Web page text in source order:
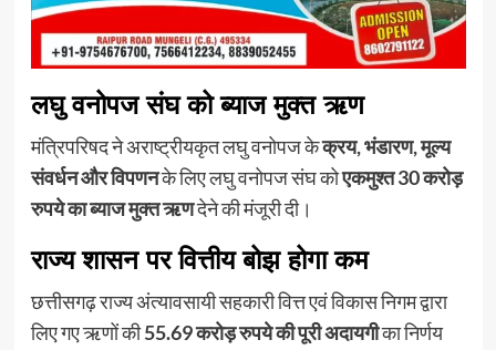
लघु वनोपज संघ को ब्याज मुक्त ऋण
मंत्रिपरिषद ने अराष्ट्रीयकृत लघु वनोपज केक्रय, भंडारण, मूल्य
संवर्धन और विपणनके लिए लघु वनोपज संघ कोएकमुश्त 30 करोड़
रुपये का ब्याज मुक्त ऋणदेने की मंजूरी दी।
राज्य शासन पर वित्तीय बोझ होगा कम
छत्तीसगढ़ राज्य अंत्यावसायी सहकारी वित्त एवं विकास निगम द्वारा
लिए गए ऋणों की55.69 करोड़ रुपये की पूरी अदायगीका निर्णय